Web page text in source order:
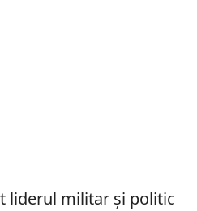
liderul militar și politic